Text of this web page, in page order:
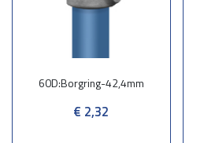
60D:Borgring-42,4mm
€ 2,32